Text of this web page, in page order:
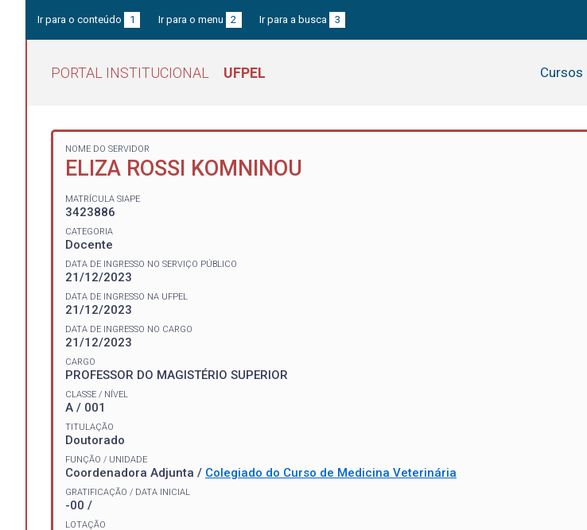
Ir para o conteúdo 1 Ir para o menu 2 Ir para a busca 3
PORTAL INSTITUCIONAL UFPEL Cursos
NOME DO SERVIDOR
ELIZA ROSSI KOMNINOU
MATRÍCULA SIAPE
3423886
CATEGORIA
Docente
DATA DE INGRESSO NO SERVIÇO PÚBLICO
21/12/2023
DATA DE INGRESSO NA UFPEL
21/12/2023
DATA DE INGRESSO NO CARGO
21/12/2023
CARGO
PROFESSOR DO MAGISTÉRIO SUPERIOR
CLASSE / NÍVEL
A / 001
TITULAÇÃO
Doutorado
FUNÇÃO / UNIDADE
Coordenadora Adjunta / Colegiado do Curso de Medicina Veterinária
GRATIFICAÇÃO / DATA INICIAL
-00 /
LOTAÇÃO